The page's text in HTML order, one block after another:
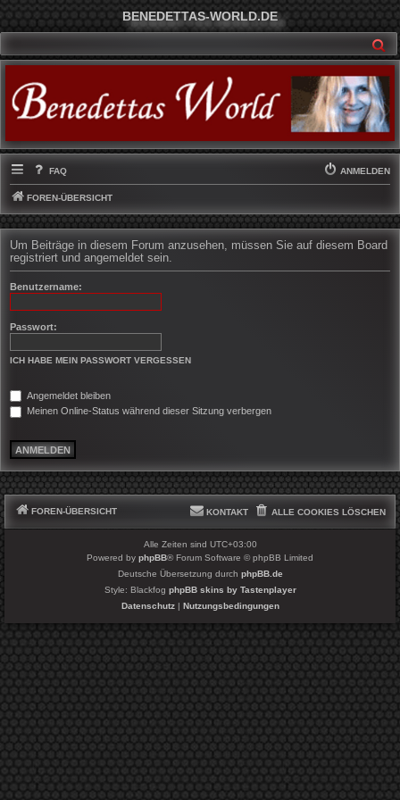
BENEDETTAS-WORLD.DE
FAQ ANMELDEN
FOREN-ÜBERSICHT
Um Beiträge in diesem Forum anzusehen, müssen Sie auf diesem Board
registriert und angemeldet sein.
Benutzername:
Passwort:
ICH HABE MEIN PASSWORT VERGESSEN
Angemeldet bleiben
Meinen Online-Status während dieser Sitzung verbergen
FOREN-ÜBERSICHT ALLE COOKIES LÖSCHEN
KONTAKT
Alle Zeiten sind UTC+03:00
Powered by phpBB® Forum Software © phpBB Limited
Deutsche Übersetzung durch phpBB.de
Style: Blackfog phpBB skins by Tastenplayer
Datenschutz| Nutzungsbedingungen